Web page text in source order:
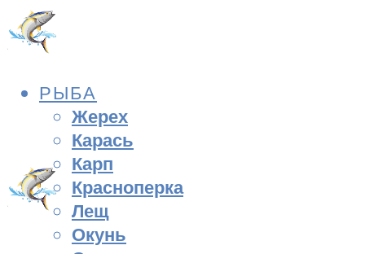
РЫБА
Жерех
Карась
Карп
Красноперка
Лещ
Окунь